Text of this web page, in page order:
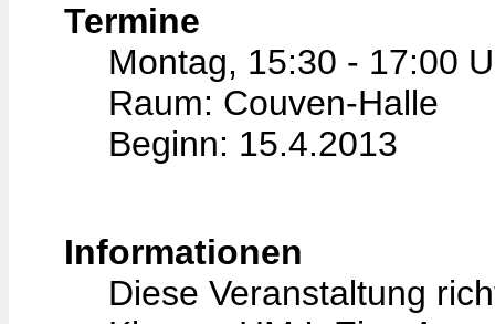
Termine
Montag, 15:30 - 17:00
Raum: Couven-Halle
Beginn: 15.4.2013
Informationen
Diese Veranstaltung